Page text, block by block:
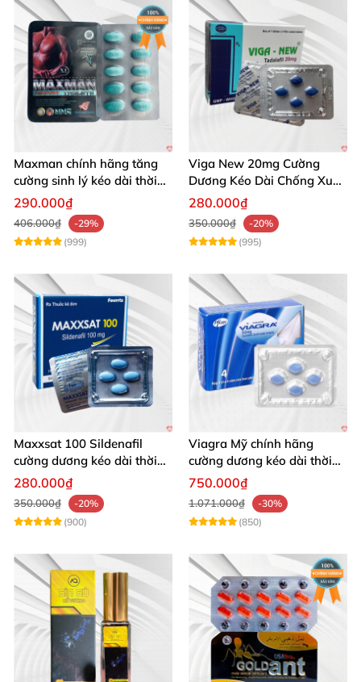
Maxman chính hãng tăng
cường sinh lý kéo dài thời
gian xuất tinh
290.000₫
406.000₫
-29%
(999)
Viga New 20mg Cường
Dương Kéo Dài Chống Xuất
Tinh Hộp 4 Viên
280.000₫
350.000₫
-20%
(995)
Maxxsat 100 Sildenafil
cường dương kéo dài thời
gian cho nam
280.000₫
350.000₫
-20%
(900)
Viagra Mỹ chính hãng
cường dương kéo dài thời
gian nhập khẩu
750.000₫
1.071.000₫
-30%
(850)